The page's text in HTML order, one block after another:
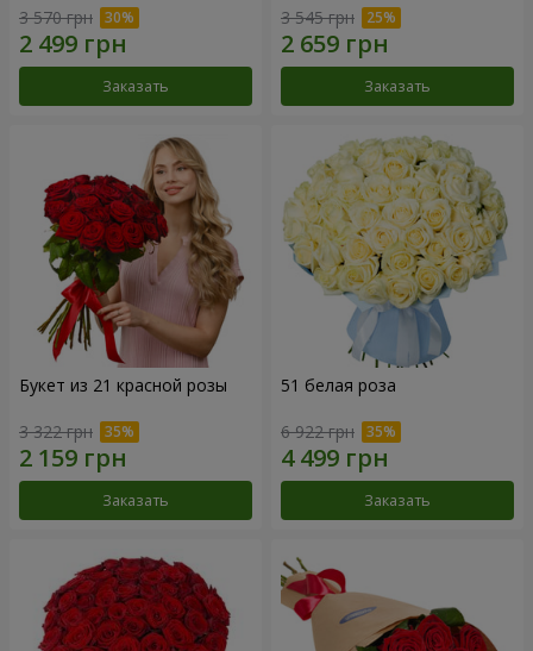
3 570 грн
Заказать
3 545 грн
Заказать
Букет из 21 красной розы
3 322 грн
Заказать
51 белая роза
6 922 грн
Заказать